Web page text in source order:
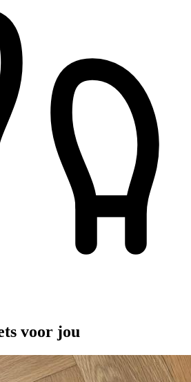
voor jou